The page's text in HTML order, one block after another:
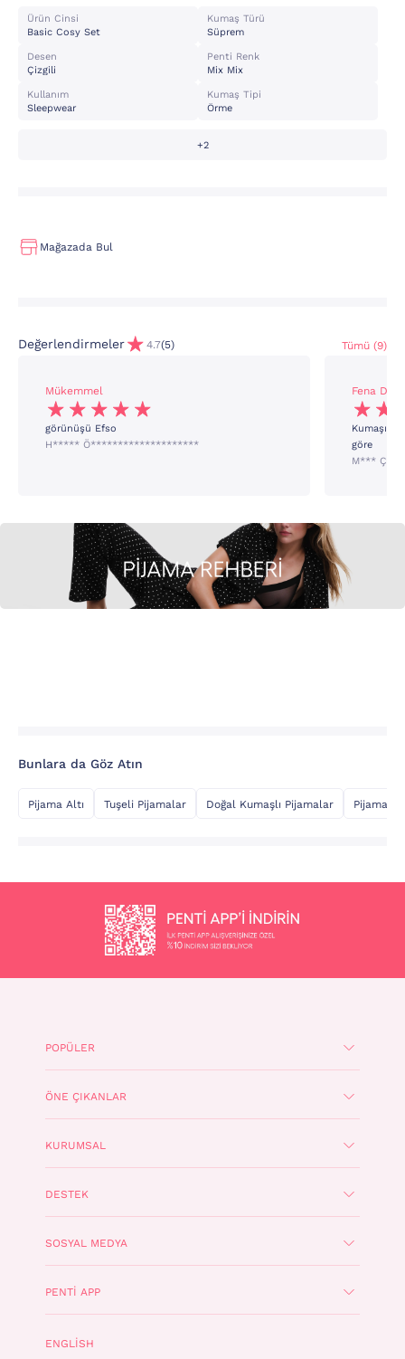
Ürün Cinsi
Basic Cosy Set
Kumaş Türü
Süprem
Desen
Çizgili
Penti Renk
Mix Mix
Kullanım
Sleepwear
Kumaş Tipi
Örme
+2
Mağazada Bul
Değerlendirmeler 4.7(5) Tümü (9)
Mükemmel
görünüşü Efso
H***** Ö********************
Fena
Kumaşı
göre
M***
Bunlara da Göz Atın
Pijama Altı Tuşeli Pijamalar Doğal Kumaşlı Pijamalar Pijama
POPÜLER
ÖNE ÇIKANLAR
KURUMSAL
DESTEK
SOSYAL MEDYA
PENTI APP
ENGLISH